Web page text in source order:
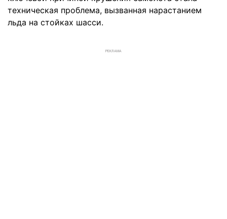
техническая проблема, вызванная нарастанием
льда на стойках шасси.
РЕКЛАМА